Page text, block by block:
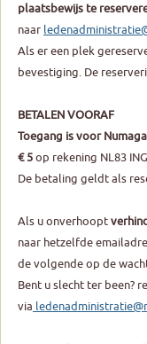
plaatsbewijs te
naar
Als er een plek
bevestiging. De
BETALEN VOORAF
Toegang is voor
€ 5op rekening NL83
De betaling geldt als
Als u onverhoopt
naar hetzelfde
de volgende op de
Bent u slecht ter been?
via